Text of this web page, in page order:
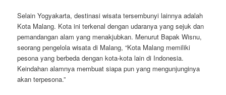
Selain Yogyakarta, destinasi wisata tersembunyi lainnya adalah
Kota Malang. Kota ini terkenal dengan udaranya yang sejuk dan
pemandangan alam yang menakjubkan. Menurut Bapak Wisnu,
seorang pengelola wisata di Malang, “Kota Malang memiliki
pesona yang berbeda dengan kota-kota lain di Indonesia.
Keindahan alamnya membuat siapa pun yang mengunjunginya
akan terpesona.”